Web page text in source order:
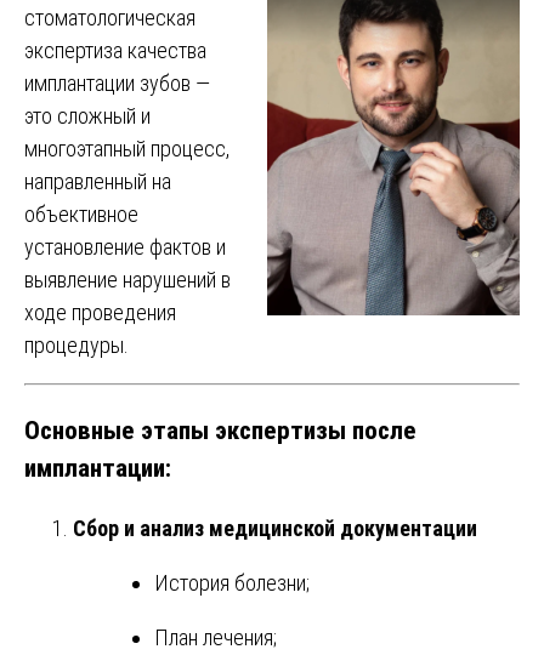
стоматологическая
экспертиза качества
имплантации зубов —
это сложный и
многоэтапный процесс,
направленный на
объективное
установление фактов и
выявление нарушений в
ходе проведения
процедуры.
Основные этапы экспертизы после
имплантации:
Сбор и анализ медицинской документации
История болезни;
План лечения;